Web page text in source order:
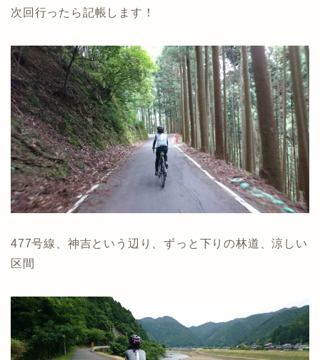
次回行ったら記帳します！
477号線、神吉という辺り、ずっと下りの林道、涼しい
区間